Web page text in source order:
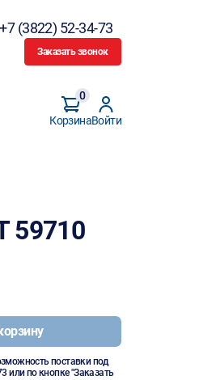
+7 (3822) 52-34-73
Заказать звонок
Корзина
0
Войти
59710
поставки под
или по кнопке "Заказать